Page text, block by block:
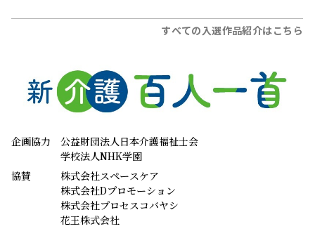
すべての入選作品紹介はこちら
企画協力
公益財団法人日本介護福祉士会
学校法人NHK学園
協賛
株式会社スペースケア
株式会社Dプロモーション
株式会社プロセスコバヤシ
花王株式会社